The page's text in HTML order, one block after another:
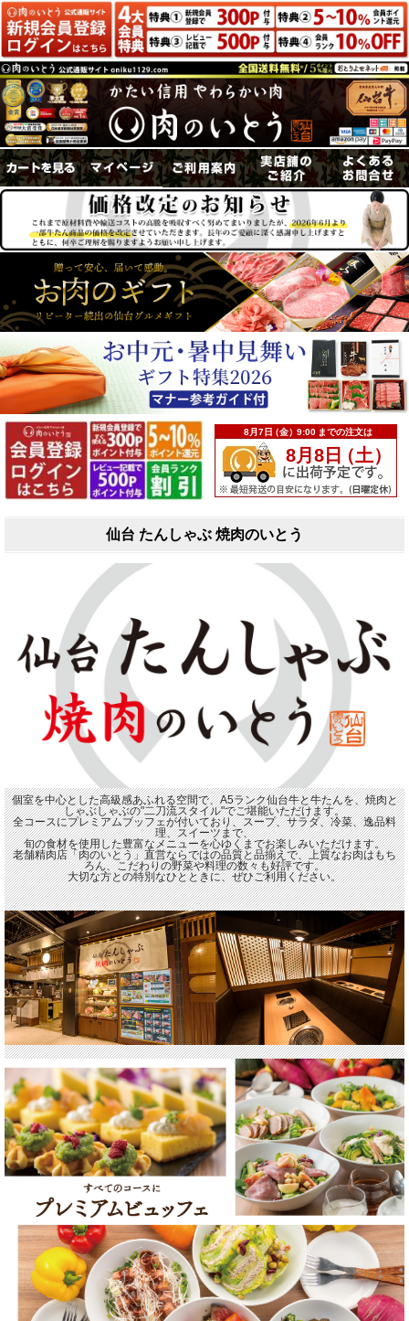
仙台 たんしゃぶ 焼肉のいとう
個室を中心とした高級感あふれる空間で、A5ランク仙台牛と牛たんを、焼肉と
しゃぶしゃぶの"二刀流スタイル"でご堪能いただけます。
全コースにプレミアムブッフェが付いており、スープ、サラダ、冷菜、逸品料
理、スイーツまで、
旬の食材を使用した豊富なメニューを心ゆくまでお楽しみいただけます。
老舗精肉店「肉のいとう」直営ならではの品質と品揃えで、上質なお肉はもち
ろん、こだわりの野菜や料理の数々も好評です。
大切な方との特別なひとときに、ぜひご利用ください。